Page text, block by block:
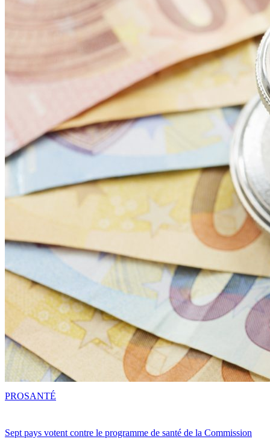
Sept pays votent contre le programme de santé de la Commission
PROSANTÉ